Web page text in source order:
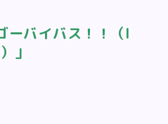
ーバイバス！！（I
」